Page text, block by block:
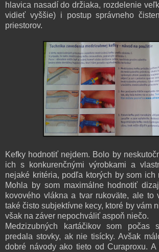
hlavica nasadí do držiaka, rozdelenie
vidieť vyššie) i postup správneho
priestorov.
Kefky hodnotiť nejdem. Bolo by
ich s konkurenčnými výrobkami a
nejaké kritéria, podľa ktorých by som ich
Mohla by som maximálne hodnotiť
kovového vlákna a tvar rukoväte, ale to
také čisto subjektívne kecy, ktoré by vám
však na záver nepochváliť aspoň niečo.
Medzizubných kartáčikov som počas
predala stovky, ak nie tisícky. Avšak
dobré návody ako tieto od Curaproxu. A